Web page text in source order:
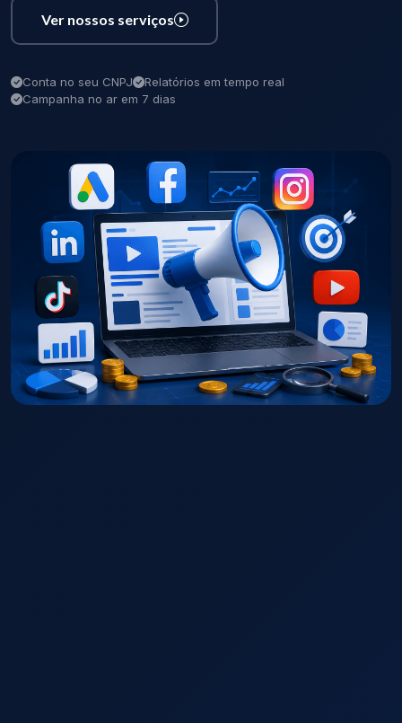
Ver nossos serviços
Conta no seu CNPJ
Relatórios em tempo real
Campanha no ar em 7 dias